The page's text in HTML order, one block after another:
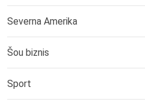
Severna Amerika
Šou biznis
Sport